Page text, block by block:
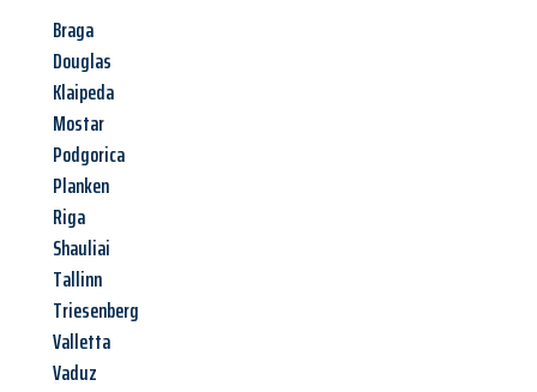
Braga
Douglas
Klaipeda
Mostar
Podgorica
Planken
Riga
Shauliai
Tallinn
Triesenberg
Valletta
Vaduz